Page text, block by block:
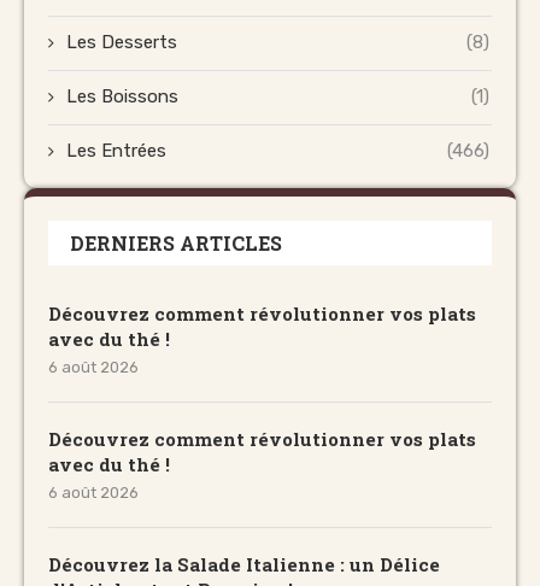
Les Desserts (8)
Les Boissons (1)
Les Entrées (466)
DERNIERS ARTICLES
Découvrez comment révolutionner vos plats
avec du thé !
6 août 2026
Découvrez comment révolutionner vos plats
avec du thé !
6 août 2026
Découvrez la Salade Italienne : un Délice